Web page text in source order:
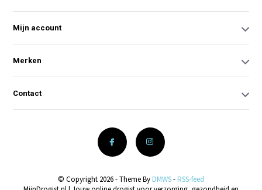
Mijn account
Merken
Contact
© Copyright 2026 - Theme By DMWS- RSS-feed